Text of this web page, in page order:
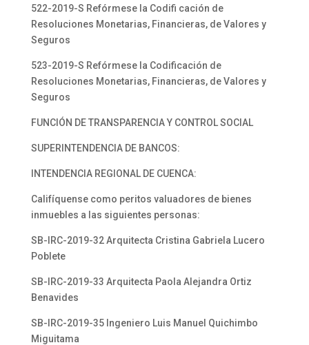
522-2019-S Refórmese la Codifi cación de
Resoluciones Monetarias, Financieras, de Valores y
Seguros
523-2019-S Refórmese la Codificación de
Resoluciones Monetarias, Financieras, de Valores y
Seguros
FUNCIÓN DE TRANSPARENCIA Y CONTROL SOCIAL
SUPERINTENDENCIA DE BANCOS:
INTENDENCIA REGIONAL DE CUENCA:
Califíquense como peritos valuadores de bienes
inmuebles a las siguientes personas:
SB-IRC-2019-32 Arquitecta Cristina Gabriela Lucero
Poblete
SB-IRC-2019-33 Arquitecta Paola Alejandra Ortiz
Benavides
SB-IRC-2019-35 Ingeniero Luis Manuel Quichimbo
Miguitama